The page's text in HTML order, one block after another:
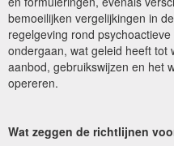
bemoeilijken vergelijkingen in
regelgeving rond
ondergaan, wat geleid heeft tot
aanbod, gebruikswijzen en het
opereren.
Wat zeggen de richtlijnen